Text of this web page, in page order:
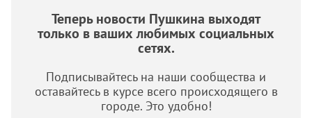
Теперь новости Пушкина выходят
только в ваших любимых социальных
сетях.
Подписывайтесь на наши сообщества и
оставайтесь в курсе всего происходящего в
городе. Это удобно!